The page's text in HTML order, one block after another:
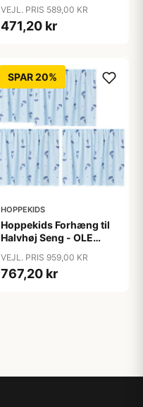
Størrelser
VEJL. PRIS 589,00 KR
471,20 kr
SPAR 20%
HOPPEKIDS
Hoppekids Forhæng til
Halvhøj Seng - OLE
VEJL. PRIS 959,00 KR
767,20 kr